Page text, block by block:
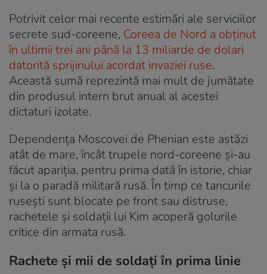
Potrivit celor mai recente estimări ale serviciilor
secrete sud-coreene, Coreea de Nord a obținut
în ultimii trei ani până la 13 miliarde de dolari
datorită sprijinului acordat invaziei ruse.
Această sumă reprezintă mai mult de jumătate
din produsul intern brut anual al acestei
dictaturi izolate.
Dependența Moscovei de Phenian este astăzi
atât de mare, încât trupele nord-coreene și-au
făcut apariția, pentru prima dată în istorie, chiar
și la o paradă militară rusă. În timp ce tancurile
rusești sunt blocate pe front sau distruse,
rachetele și soldații lui Kim acoperă golurile
critice din armata rusă.
Rachete și mii de soldați în prima linie